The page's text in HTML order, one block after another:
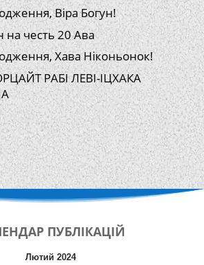
Віра Богун!
честь 20 Ава
Хава Ніконьонок!
РАБІ ЛЕВІ-ІЦХАКА
ПУБЛІКАЦІЙ
Лютий 2024